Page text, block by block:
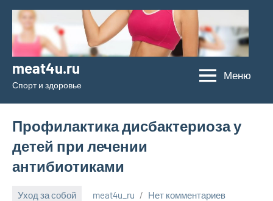
Перейти
содержимому
meat4u.ru
Спорт и здоровье
Меню
Профилактика дисбактериоза у
детей при лечении
антибиотиками
Уход за собой meat4u_ru Нет комментариев